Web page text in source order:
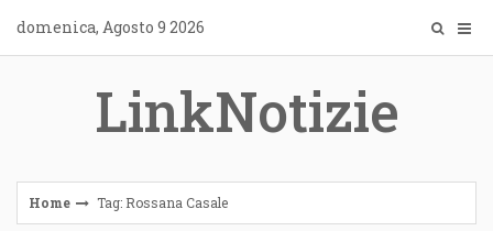
content
domenica, Agosto 9 2026
LinkNotizie
Home Tag: Rossana Casale